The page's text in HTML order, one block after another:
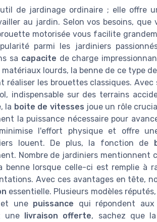
de jardinage ordinaire ; elle offre
au jardin. Selon vos besoins, que
motorisée vous facilite
parmi les jardiniers
sa capacite de charge
lourds, la benne de ce type
réaliser les brouettes classiques. Avec
indispensable sur des terrains
la boite de vitesses joue un rôle
la puissance nécessaire pour
l'effort physique et offre
louent. De plus, la fonction de
Nombre de jardiniers mentionnent
lorsque celle-ci est remplie à
Avec ces avantages en tête,
essentielle. Plusieurs modèles
et une puissance qui répondent aux
une livraison offerte, sachez que